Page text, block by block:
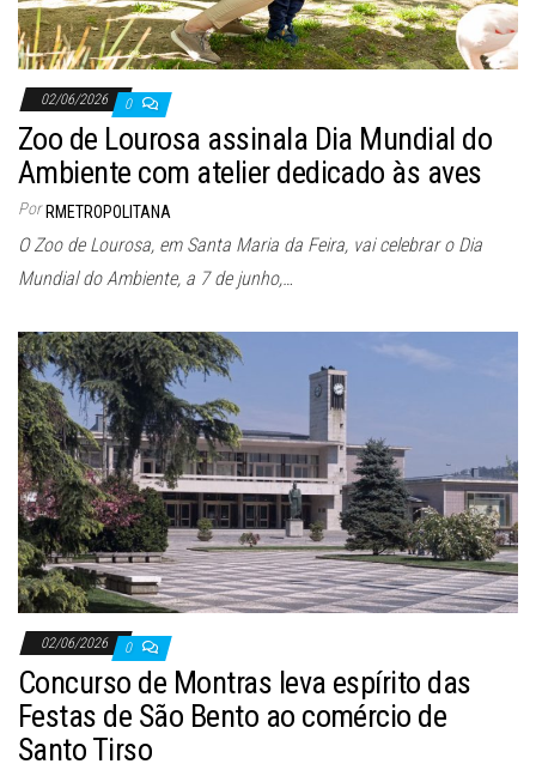
02/06/2026 0
Zoo de Lourosa assinala Dia Mundial do
Ambiente com atelier dedicado às aves
Por RMETROPOLITANA
O Zoo de Lourosa, em Santa Maria da Feira, vai celebrar o Dia
Mundial do Ambiente, a 7 de junho,…
02/06/2026 0
Concurso de Montras leva espírito das
Festas de São Bento ao comércio de
Santo Tirso